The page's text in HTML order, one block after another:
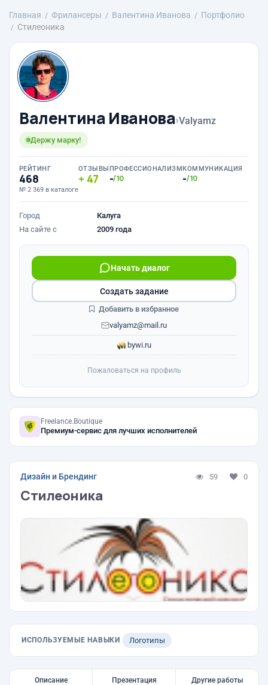
Главная Фрилансеры Валентина Иванова
Портфолио
Стилеоника
Валентина Иванова›Valyamz
Держу марку!
РЕЙТИНГ
468
№ 2 369 в каталоге
ОТЗЫВЫ
47
ПРОФЕССИОНАЛИЗМ
-/10
КОММУНИКАЦИЯ
-/10
Город
Калуга
На сайте с
2009 года
Начать диалог
valyamz@mail.ru
bywi.ru
Создать задание
Добавить в избранное
Пожаловаться на профиль
Freelance.Boutique
Премиум-сервис для лучших исполнителей
Дизайн и Брендинг 59 0
Стилеоника
ИСПОЛЬЗУЕМЫЕ НАВЫКИ Логотипы
Описание Презентация Другие работы